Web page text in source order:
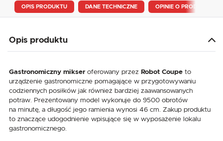
OPIS PRODUKTU DANE TECHNICZNE OPINIE O PRODUKCIE
Opis produktu
Gastronomiczny mikseroferowany przez Robot Coupe to
urządzenie gastronomiczne pomagające w przygotowywaniu
codziennych posiłków jak również bardziej zaawansowanych
potraw. Prezentowany model wykonuje do 9500 obrotów
na minutę, a długość jego ramienia wynosi 46 cm. Zakup produktu
to znaczące udogodnienie wpisujące się w wyposażenie lokalu
gastronomicznego.